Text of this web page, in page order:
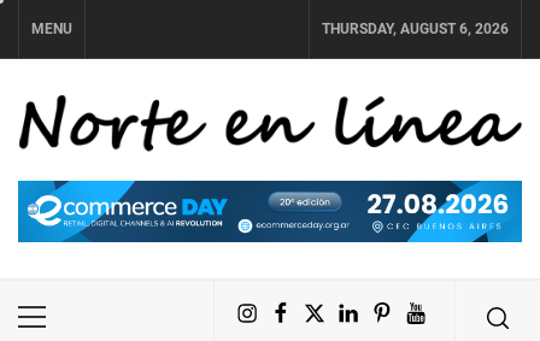
Skip
to
content
MENU THURSDAY, AUGUST 6, 2026
NORTE EN LÍNEA
Primary
Instagram
Facebook
X LinkedIn
PinterestYouTube